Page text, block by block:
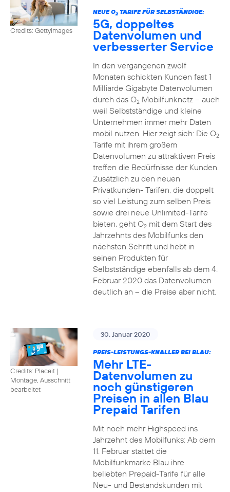
Credits: Gettyimages
NEUE O2TARIFE FÜR SELBSTÄNDIGE:
5G, doppeltes
Datenvolumen und
verbesserter Service
In den vergangenen zwölf
Monaten schickten Kunden fast 1
Milliarde Gigabyte Datenvolumen
durch das O2Mobilfunknetz – auch
weil Selbstständige und kleine
Unternehmen immer mehr Daten
mobil nutzen. Hier zeigt sich: Die O2
Tarife mit ihrem großem
Datenvolumen zu attraktiven Preis
treffen die Bedürfnisse der Kunden.
Zusätzlich zu den neuen
Privatkunden- Tarifen, die doppelt
so viel Leistung zum selben Preis
sowie drei neue Unlimited-Tarife
bieten, geht O2mit dem Start des
Jahrzehnts des Mobilfunks den
nächsten Schritt und hebt in
seinen Produkten für
Selbstständige ebenfalls ab dem 4.
Februar 2020 das Datenvolumen
deutlich an – die Preise aber nicht.
Credits: Placeit |
Montage, Ausschnitt
bearbeitet
30. Januar 2020
PREIS-LEISTUNGS-KNALLER BEI BLAU:
Mehr LTE-
Datenvolumen zu
noch günstigeren
Preisen in allen Blau
Prepaid Tarifen
Mit noch mehr Highspeed ins
Jahrzehnt des Mobilfunks: Ab dem
11. Februar stattet die
Mobilfunkmarke Blau ihre
beliebten Prepaid-Tarife für alle
Neu- und Bestandskunden mit